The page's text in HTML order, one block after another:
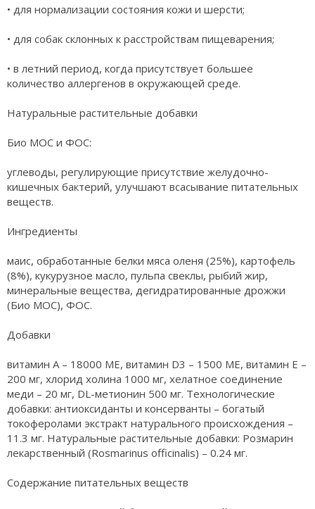
• для нормализации состояния кожи и шерсти;
• для собак склонных к расстройствам пищеварения;
• в летний период, когда присутствует большее
количество аллергенов в окружающей среде.
Натуральные растительные добавки
Био МОС и ФОС:
углеводы, регулирующие присутствие желудочно-
кишечных бактерий, улучшают всасывание питательных
веществ.
Ингредиенты
маис, обработанные белки мяса оленя (25%), картофель
(8%), кукурузное масло, пульпа свеклы, рыбий жир,
минеральные вещества, дегидратированные дрожжи
(Био МОС), ФОС.
Добавки
витамин A – 18000 МЕ, витамин D3 – 1500 МЕ, витамин E –
200 мг, хлорид холина 1000 мг, хелатное соединение
меди – 20 мг, DL-метионин 500 мг. Технологические
добавки: антиоксиданты и консерванты – богатый
токоферолами экстракт натурального происхождения –
11.3 мг. Натуральные растительные добавки: Розмарин
лекарственный (Rosmarinus officinalis) – 0.24 мг.
Содержание питательных веществ